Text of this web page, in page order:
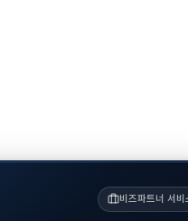
비즈파트너 서비